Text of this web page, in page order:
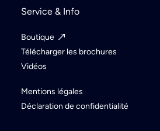
Service & Info
Boutique
Télécharger les brochures
Vidéos
Mentions légales
Déclaration de confidentialité